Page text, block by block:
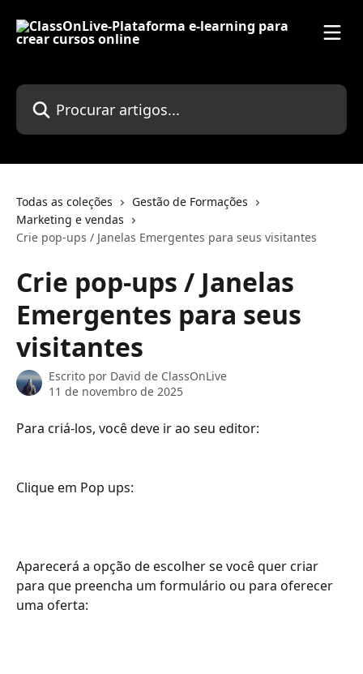
Procurar artigos...
Todas as coleções
Gestão de Formações
Marketing e vendas
Crie pop-ups / Janelas Emergentes para seus visitantes
Crie pop-ups / Janelas
Emergentes para seus
visitantes
Escrito por David de ClassOnLive
11 de novembro de 2025
Para criá-los, você deve ir ao seu editor:
Clique em Pop ups:
Aparecerá a opção de escolher se você quer criar
para que preencha um formulário ou para oferecer
uma oferta: